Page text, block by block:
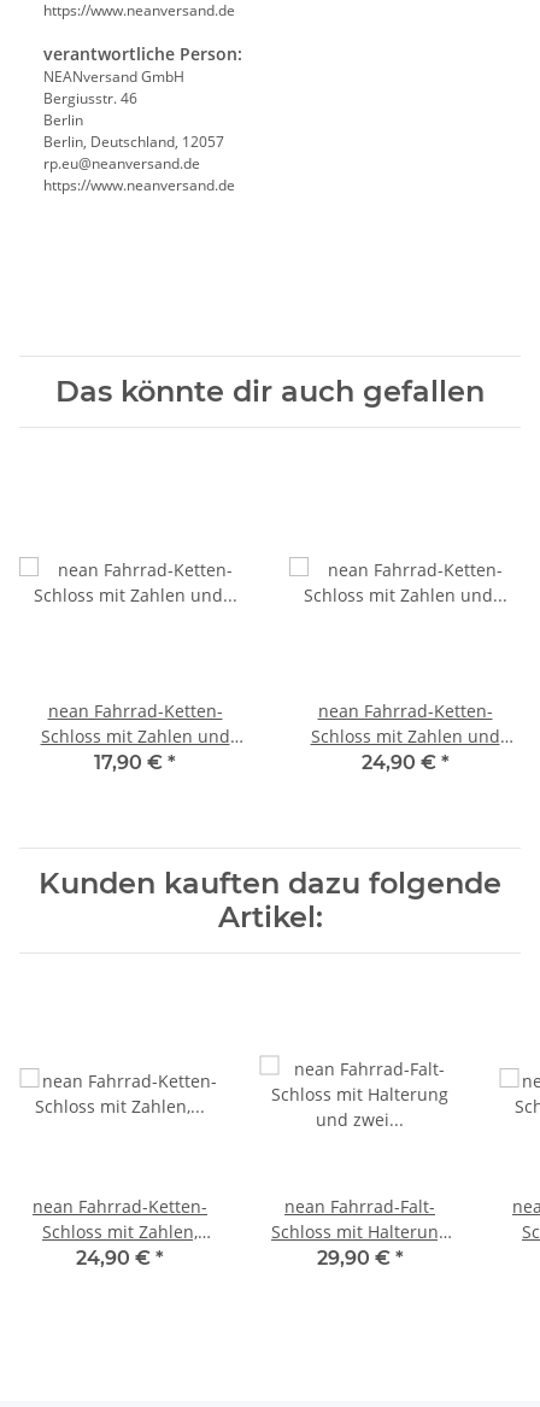
https://www.neanversand.de
verantwortliche Person:
NEANversand GmbH
Bergiusstr. 46
Berlin
Berlin, Deutschland, 12057
ed.dnasrevnaen@ue.pr
https://www.neanversand.de
Das könnte dir auch gefallen
nean Fahrrad-Ketten-
Schloss mit Zahlen und
Textilummantelung 6 x 900
17,90 € *
nean Fahrrad-Ketten-
Schloss mit Zahlen und
Vierkant-Kettenglieder 6 x 6
24,90 € *
Kunden kauften dazu folgende
Artikel:
nean Fahrrad-Ketten-
Schloss mit Zahlen,
Vierkant-Kettenglieder
24,90 € *
nean Fahrrad-Falt-
Schloss mit Halterung
und zwei Schlüsseln 20
29,90 € *